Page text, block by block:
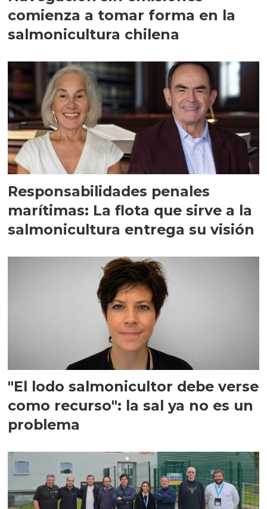
comienza a tomar forma en la
salmonicultura chilena
Responsabilidades penales
marítimas: La flota que sirve a la
salmonicultura entrega su visión
"El lodo salmonicultor debe verse
como recurso": la sal ya no es un
problema